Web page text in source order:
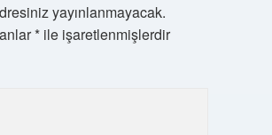
yayınlanmayacak.
*ile işaretlenmişlerdir